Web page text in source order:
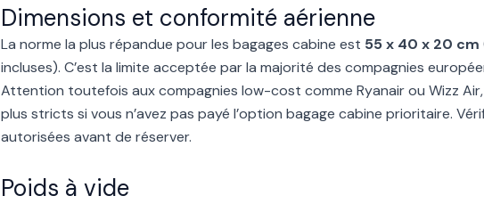
Dimensions et conformité aérienne
La norme la plus répandue pour les bagages cabine est 55 x 40 x 20 cm
incluses). C’est la limite acceptée par la majorité des compagnies
Attention toutefois aux compagnies low-cost comme Ryanair ou Wizz
plus stricts si vous n’avez pas payé l’option bagage cabine prioritaire.
autorisées avant de réserver.
Poids à vide